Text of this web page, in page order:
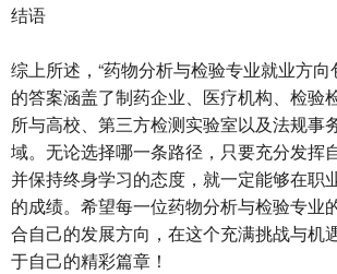
结语
综上所述，“药物分析与检验专业就业方向
的答案涵盖了制药企业、医疗机构、检验
所与高校、第三方检测实验室以及法规事
域。无论选择哪一条路径，只要充分发挥
并保持终身学习的态度，就一定能够在职
的成绩。希望每一位药物分析与检验专业
合自己的发展方向，在这个充满挑战与机
于自己的精彩篇章！